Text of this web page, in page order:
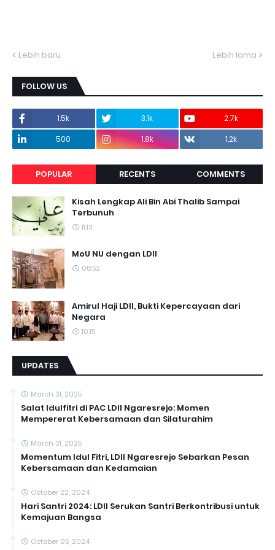
Lebih baru Lebih lama
FOLLOW US
1.5k 3.1k
2.7k
500
1.8k 1.2k
POPULAR RECENTS COMMENTS
Kisah Lengkap Ali Bin Abi Thalib Sampai
Terbunuh
11.13
MoU NU dengan LDII
08.52
Amirul Haji LDII, Bukti Kepercayaan dari
Negara
10.15
UPDATES
March 31, 2025
Salat Idulfitri di PAC LDII Ngaresrejo: Momen
Mempererat Kebersamaan dan Silaturahim
March 31, 2025
Momentum Idul Fitri, LDII Ngaresrejo Sebarkan Pesan
Kebersamaan dan Kedamaian
October 22, 2024
Hari Santri 2024: LDII Serukan Santri Berkontribusi untuk
Kemajuan Bangsa
October 05, 2024